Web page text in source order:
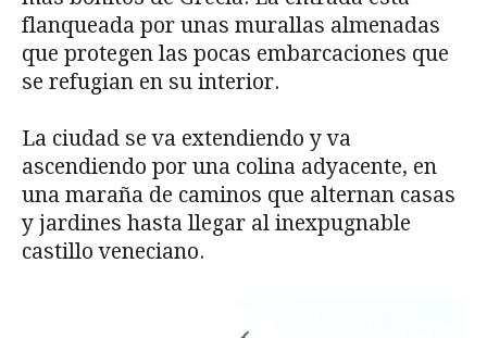
flanqueada por unas murallas almenadas
que protegen las pocas embarcaciones que
se refugian en su interior.
La ciudad se va extendiendo y va
ascendiendo por una colina adyacente, en
una maraña de caminos que alternan casas
y jardines hasta llegar al inexpugnable
castillo veneciano.